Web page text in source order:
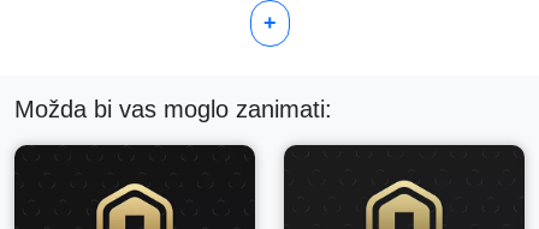
Poklonite savršeno iznenađenje svakom obožavatelju
Uživajte u fleksibilnosti globalnog ključa koji vrijedi za
račune širom svijeta
+
Možda bi vas moglo zanimati: